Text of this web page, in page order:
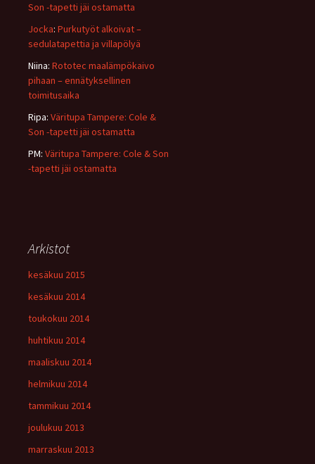
Son -tapetti jäi ostamatta
Jocka: Purkutyöt alkoivat –
sedulatapettia ja villapölyä
Niina: Rototec maalämpökaivo
pihaan – ennätyksellinen
toimitusaika
Ripa: Väritupa Tampere: Cole &
Son -tapetti jäi ostamatta
PM: Väritupa Tampere: Cole & Son
-tapetti jäi ostamatta
Arkistot
kesäkuu 2015
kesäkuu 2014
toukokuu 2014
huhtikuu 2014
maaliskuu 2014
helmikuu 2014
tammikuu 2014
joulukuu 2013
marraskuu 2013